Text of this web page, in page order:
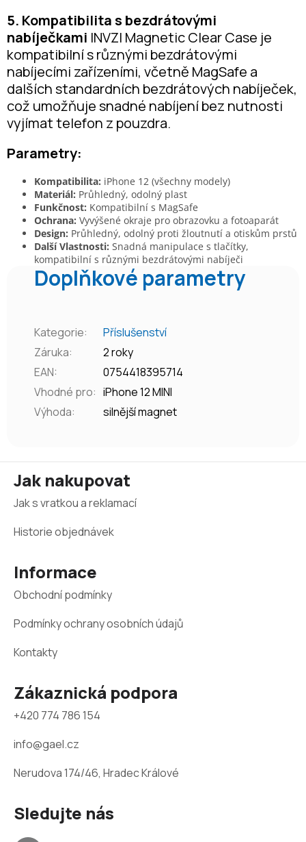
5. Kompatibilita s bezdrátovými
nabíječkami INVZI Magnetic Clear Case je
kompatibilní s různými bezdrátovými
nabíjecími zařízeními, včetně MagSafe a
dalších standardních bezdrátových nabíječek,
což umožňuje snadné nabíjení bez nutnosti
vyjímat telefon z pouzdra.
Parametry:
Kompatibilita: iPhone 12 (všechny modely)
Materiál: Průhledný, odolný plast
Funkčnost: Kompatibilní s MagSafe
Ochrana: Vyvýšené okraje pro obrazovku a fotoaparát
Design: Průhledný, odolný proti žloutnutí a otiskům prstů
Další Vlastnosti: Snadná manipulace s tlačítky,
kompatibilní s různými bezdrátovými nabíječi
Doplňkové parametry
Kategorie:
Příslušenství
Záruka:
2 roky
EAN:
0754418395714
Vhodné pro: iPhone 12 MINI
Výhoda: silnější magnet
Jak nakupovat
Jak s vratkou a reklamací
Historie objednávek
Informace
Obchodní podmínky
Podmínky ochrany osobních údajů
Kontakty
Zákaznická podpora
+420 774 786 154
info@gael.cz
Nerudova 174/46, Hradec Králové
Sledujte nás